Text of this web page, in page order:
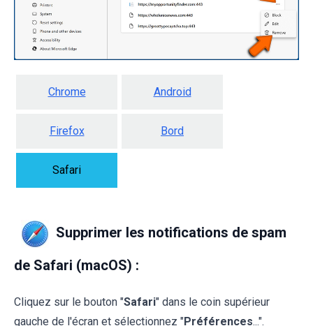
Chrome Android
Firefox Bord
Safari
Supprimer les notifications de spam
de Safari (macOS) :
Cliquez sur le bouton "Safari" dans le coin supérieur
gauche de l'écran et sélectionnez "Préférences...".